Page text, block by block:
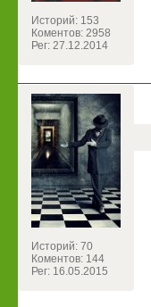
Историй: 153
Коментов: 2958
Рег: 27.12.2014
Историй: 70
Коментов: 144
Рег: 16.05.2015